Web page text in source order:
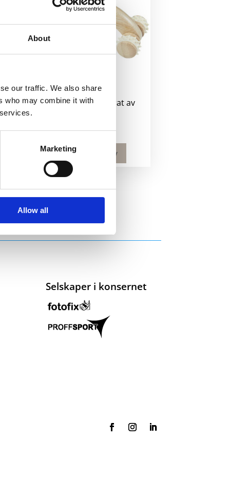
About
our traffic. We also share
who may combine it with
Marketing
Allow all
Volu massasjeapparat av
Velg alternativ
Selskaper i konsernet